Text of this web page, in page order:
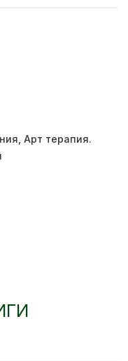
Арт терапия.